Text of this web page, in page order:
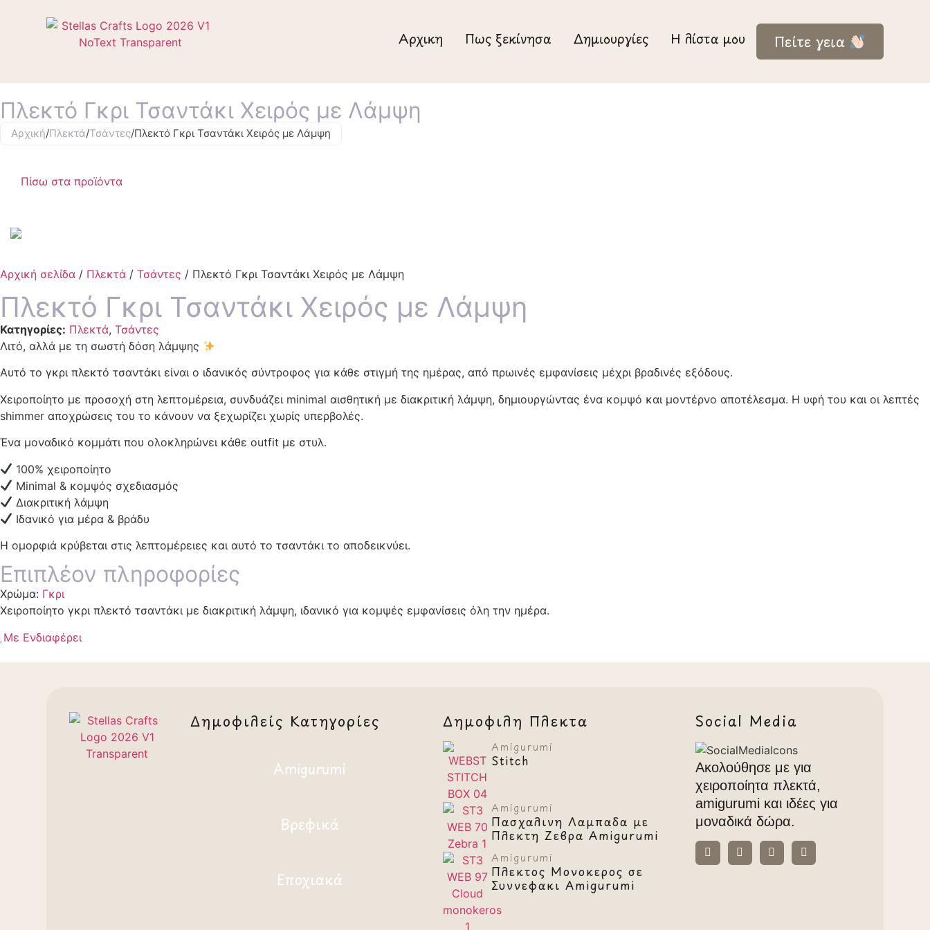
Αρχική Πως ξεκίνησα Δημιουργίες Η λίστα μου Πείτε γεια
Πλεκτό Γκρι Τσαντάκι Χειρός με Λάμψη
Αρχική/Πλεκτά/Τσάντες/Πλεκτό Γκρι Τσαντάκι Χειρός με Λάμψη
Πίσω στα προϊόντα
Αρχική σελίδα / Πλεκτά / Τσάντες / Πλεκτό Γκρι Τσαντάκι Χειρός με Λάμψη
Πλεκτό Γκρι Τσαντάκι Χειρός με Λάμψη
Κατηγορίες: Πλεκτά, Τσάντες
Λιτό, αλλά με τη σωστή δόση λάμψης
Αυτό το γκρι πλεκτό τσαντάκι είναι ο ιδανικός σύντροφος για κάθε στιγμή της ημέρας, από πρωινές εμφανίσεις μέχρι βραδινές εξόδους.
Χειροποίητο με προσοχή στη λεπτομέρεια, συνδυάζει minimal αισθητική με διακριτική λάμψη, δημιουργώντας ένα κομψό και μοντέρνο αποτέλεσμα. Η υφή του και οι λεπτές
shimmer αποχρώσεις του το κάνουν να ξεχωρίζει χωρίς υπερβολές.
Ένα μοναδικό κομμάτι που ολοκληρώνει κάθε outfit με στυλ.
100% χειροποίητο
Minimal & κομψός σχεδιασμός
Διακριτική λάμψη
Ιδανικό για μέρα & βράδυ
Η ομορφιά κρύβεται στις λεπτομέρειες και αυτό το τσαντάκι το αποδεικνύει.
Επιπλέον πληροφορίες
Χρώμα: Γκρι
Χειροποίητο γκρι πλεκτό τσαντάκι με διακριτική λάμψη, ιδανικό για κομψές εμφανίσεις όλη την ημέρα.
Με Ενδιαφέρει
Δημοφιλείς Κατηγορίες
Amigurumi
Βρεφικά
Εποχιακά
Δημοφιλή Πλεκτά
Amigurumi
Stitch
Amigurumi
Πασχαλινή Λαμπάδα με
Πλεκτή Ζέβρα Amigurumi
Amigurumi
Πλεκτός Μονόκερος σε
Συννεφάκι Amigurumi
Social Media
Ακολούθησε με για
χειροποίητα πλεκτά,
amigurumi και ιδέες για
μοναδικά δώρα.